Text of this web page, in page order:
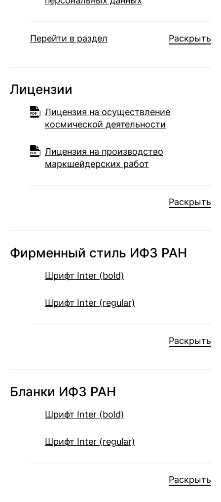
Перейти в раздел Раскрыть
Лицензии
Лицензия на осуществление
космической деятельности
Лицензия на производство
маркшейдерских работ
Раскрыть
Фирменный стиль ИФЗ РАН
Шрифт Inter (bold)
Шрифт Inter (regular)
Раскрыть
Бланки ИФЗ РАН
Шрифт Inter (bold)
Шрифт Inter (regular)
Раскрыть